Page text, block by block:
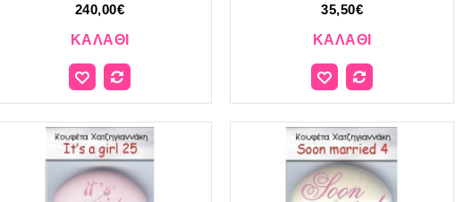
240,00€
ΚΑΛΆΘΙ
35,50€
ΚΑΛΆΘΙ